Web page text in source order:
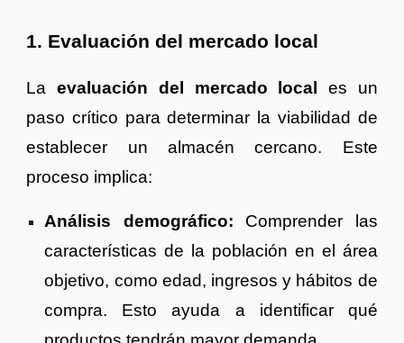
1. Evaluación del mercado local
Laevaluación del mercado local
es un
paso crítico para determinar la viabilidad de
establecer un almacén cercano. Este
proceso implica:
Análisis demográfico: Comprender las
características de la población en el área
objetivo, como edad, ingresos y hábitos de
compra. Esto ayuda a identificar qué